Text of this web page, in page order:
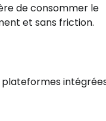
de consommer le
et sans friction.
plateformes